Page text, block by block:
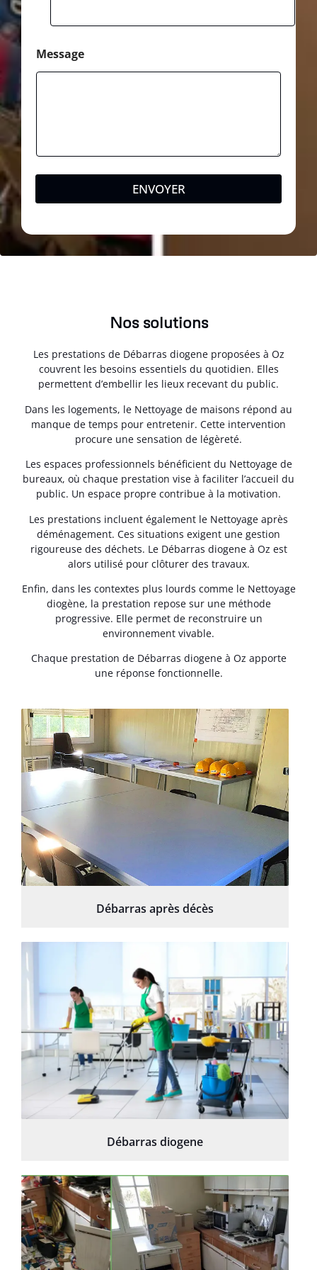
Message
ENVOYER
Nos solutions
Les prestations de Débarras diogene proposées à Oz
couvrent les besoins essentiels du quotidien. Elles
permettent d’embellir les lieux recevant du public.
Dans les logements, le Nettoyage de maisons répond au
manque de temps pour entretenir. Cette intervention
procure une sensation de légèreté.
Les espaces professionnels bénéficient du Nettoyage de
bureaux, où chaque prestation vise à faciliter l’accueil du
public. Un espace propre contribue à la motivation.
Les prestations incluent également le Nettoyage après
déménagement. Ces situations exigent une gestion
rigoureuse des déchets. Le Débarras diogene à Oz est
alors utilisé pour clôturer des travaux.
Enfin, dans les contextes plus lourds comme le Nettoyage
diogène, la prestation repose sur une méthode
progressive. Elle permet de reconstruire un
environnement vivable.
Chaque prestation de Débarras diogene à Oz apporte
une réponse fonctionnelle.
Débarras après décès
Débarras diogene